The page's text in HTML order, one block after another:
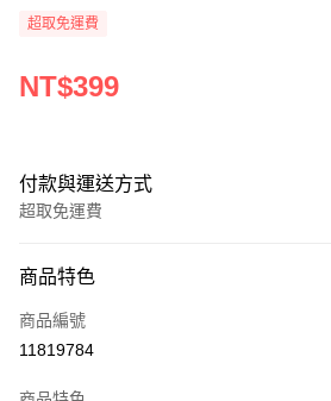
超取免運費
NT$399
付款與運送方式
超取免運費
全家線上支付
超商取貨付款
運送方式
商品特色
商品編號
11819784